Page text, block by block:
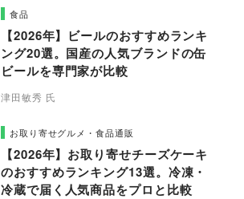
食品
【2026年】ビールのおすすめランキ
ング20選。国産の人気ブランドの缶
ビールを専門家が比較
津田敏秀 氏
お取り寄せグルメ・食品通販
【2026年】お取り寄せチーズケーキ
のおすすめランキング13選。冷凍・
冷蔵で届く人気商品をプロと比較